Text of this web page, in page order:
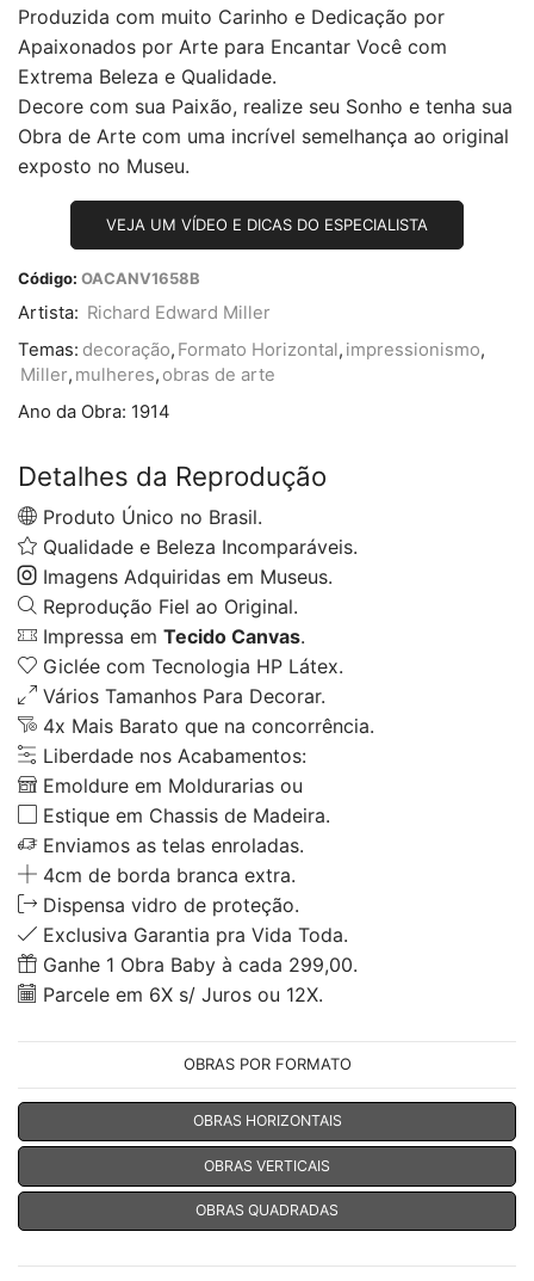
Produzida com muito Carinho e Dedicação por
Apaixonados por Arte para Encantar Você com
Extrema Beleza e Qualidade.
Decore com sua Paixão, realize seu Sonho e tenha sua
Obra de Arte com uma incrível semelhança ao original
exposto no Museu.
VEJA UM VÍDEO E DICAS DO ESPECIALISTA
Código: OACANV1658B
Artista: Richard Edward Miller
Temas: decoração, Formato Horizontal , impressionismo,
Miller, mulheres, obras de arte
Ano da Obra: 1914
Detalhes da Reprodução
Produto Único no Brasil.
Qualidade e Beleza Incomparáveis.
Imagens Adquiridas em Museus.
Reprodução Fiel ao Original.
Impressa em Tecido Canvas.
Giclée com Tecnologia HP Látex.
Vários Tamanhos Para Decorar.
4x Mais Barato que na concorrência.
Liberdade nos Acabamentos:
Emoldure em Moldurarias ou
Estique em Chassis de Madeira.
Enviamos as telas enroladas.
4cm de borda branca extra.
Dispensa vidro de proteção.
Exclusiva Garantia pra Vida Toda.
Ganhe 1 Obra Baby à cada 299,00.
Parcele em 6X s/ Juros ou 12X.
OBRAS POR FORMATO
OBRAS HORIZONTAIS
OBRAS VERTICAIS
OBRAS QUADRADAS